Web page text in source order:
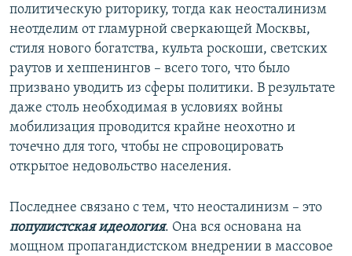
политическую риторику, тогда как неосталинизм
неотделим от гламурной сверкающей Москвы,
стиля нового богатства, культа роскоши, светских
раутов и хеппенингов – всего того, что было
призвано уводить из сферы политики. В результате
даже столь необходимая в условиях войны
мобилизация проводится крайне неохотно и
точечно для того, чтобы не спровоцировать
открытое недовольство населения.
Последнее связано с тем, что неосталинизм – это
популистская идеология. Она вся основана на
мощном пропагандистском внедрении в массовое